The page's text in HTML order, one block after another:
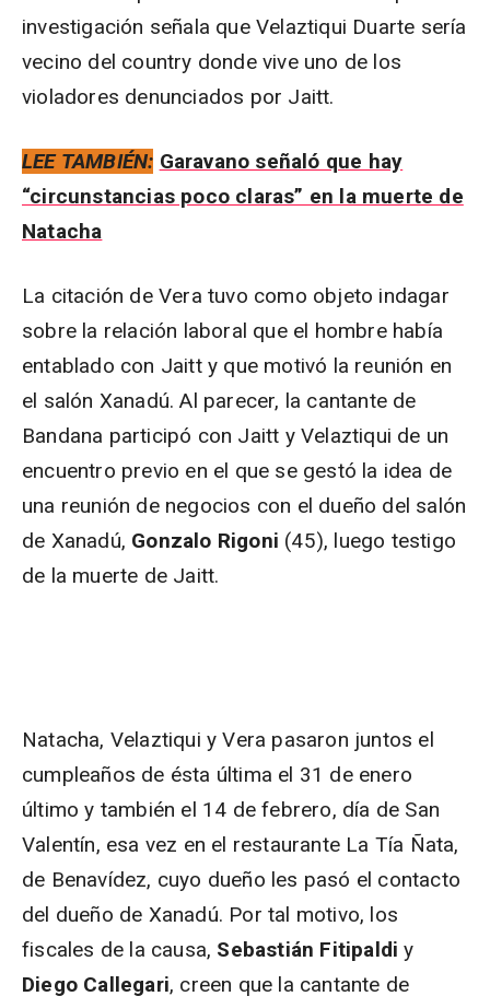
investigación señala que Velaztiqui Duarte sería
vecino del country donde vive uno de los
violadores denunciados por Jaitt.
LEE TAMBIÉN: Garavano señaló que hay
“circunstancias poco claras” en la muerte de
Natacha
La citación de Vera tuvo como objeto indagar
sobre la relación laboral que el hombre había
entablado con Jaitt y que motivó la reunión en
el salón Xanadú. Al parecer, la cantante de
Bandana participó con Jaitt y Velaztiqui de un
encuentro previo en el que se gestó la idea de
una reunión de negocios con el dueño del salón
de Xanadú, Gonzalo Rigoni (45), luego testigo
de la muerte de Jaitt.
Natacha, Velaztiqui y Vera pasaron juntos el
cumpleaños de ésta última el 31 de enero
último y también el 14 de febrero, día de San
Valentín, esa vez en el restaurante La Tía Ñata,
de Benavídez, cuyo dueño les pasó el contacto
del dueño de Xanadú. Por tal motivo, los
fiscales de la causa, Sebastián Fitipaldi y
Diego Callegari, creen que la cantante de